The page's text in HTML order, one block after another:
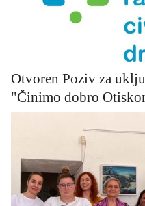
Otvoren Poziv za
"Činimo dobro